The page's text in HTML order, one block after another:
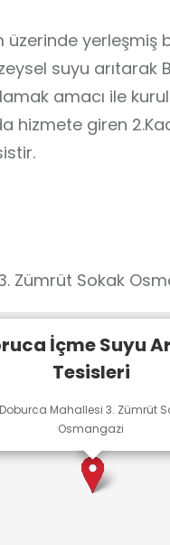
yerleşmiş
suyu arıtarak
amacı ile
hizmete giren
Zümrüt Sokak
İçme Suyu
Tesisleri
Doburca Mahallesi 3. Zümrüt
Osmangazi